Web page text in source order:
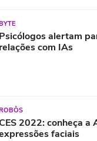
Psicólogos alertam
relações com IAs
2022: conheça a
faciais